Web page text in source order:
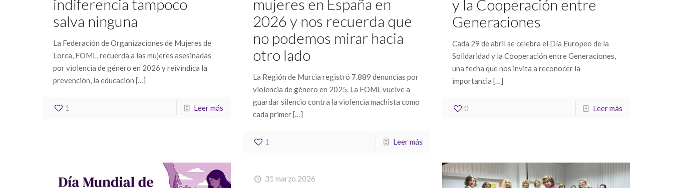
indiferencia tampoco
salva ninguna
La Federación de Organizaciones de Mujeres de
Lorca, FOML, recuerda a las mujeres asesinadas
por violencia de género en 2026 y reivindica la
prevención, la educación […]
1 Leer más
mujeres en España en
2026 y nos recuerda que
no podemos mirar hacia
otro lado
La Región de Murcia registró 7.889 denuncias por
violencia de género en 2025. La FOML vuelve a
guardar silencio contra la violencia machista como
cada primer[…]
1 Leer más
y la Cooperación entre
Generaciones
Cada 29 de abril se celebra el Día Europeo de la
Solidaridad y la Cooperación entre Generaciones,
una fecha que nos invita a reconocer la
importancia […]
0 Leer más
31 marzo 2026